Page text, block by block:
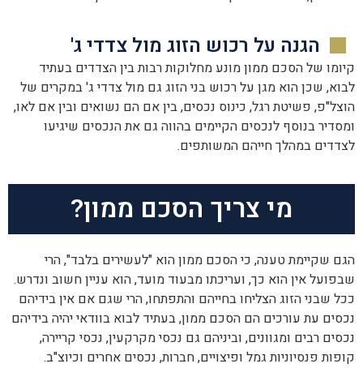
הגנה על רכוש הזוג מול צדדי ג'
קיומו של הסכם ממון מונע מחלוקות רבות בין הצדדים בעתיד
לבוא, שכן הוא מגן על רכוש בני הזוג גם מול צדדי ג' במקרים של
הוצל"פ, פשיטת רגל, כינוס נכסים, בין אם הם נשואים ובין אם לאו,
ומסדיר בנוסף לנכסים הקיימים בהווה גם את הנכסים שיגיעו
לצדדים במהלך חייהם המשותפים.
מי צריך הסכם ממון?
הגם שקיימת טענה, כי הסכם ממון הוא "לעשירים בלבד", הרי
שבפועל אין הוא כך, ועריכתו מבעוד מועד, הוא עניין חשוב ונדרש.
ככל שבני הזוג הצליחו בחייהם והתפתחו, הרי שגם אם אין בידיהם
נכסים עת עורכים הם הסכם ממון, בעתיד לבוא בוודאי יהיה בידיהם
נכסים רבים ומגוונים, וביניהם גם נכסי מקרקעין, נכסי קריירה,
קופות פנסיוניות גמל ופיצויים, חברות, נכסים אחרים וכיוצ"ב.